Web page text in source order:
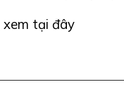
xem tại đây